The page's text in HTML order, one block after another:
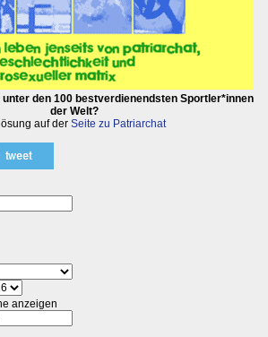
den 100 bestverdienendsten Sportler*innen
der Welt?
auf derSeite zu Patriarchat
anzeigen